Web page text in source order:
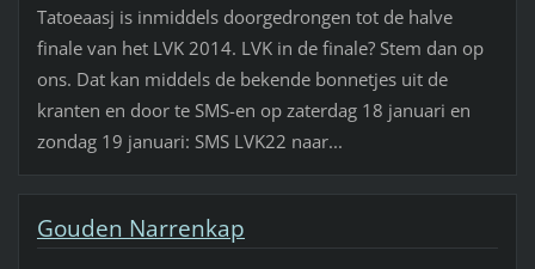
Tatoeaasj is inmiddels doorgedrongen tot de halve
finale van het LVK 2014. LVK in de finale? Stem dan op
ons. Dat kan middels de bekende bonnetjes uit de
kranten en door te SMS-en op zaterdag 18 januari en
zondag 19 januari: SMS LVK22 naar...
Gouden Narrenkap